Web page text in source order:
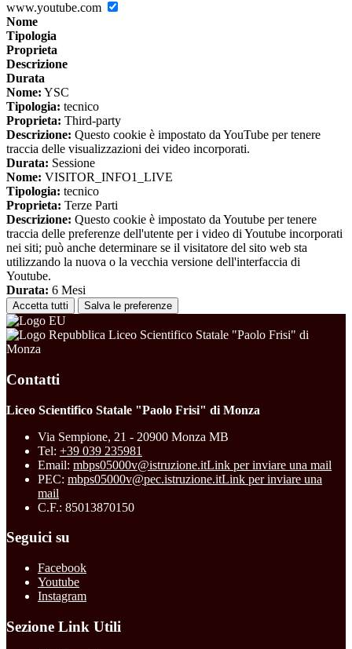
www.youtube.com
Nome
Tipologia
Proprieta
Descrizione
Durata
Nome: YSC
Tipologia: tecnico
Proprieta: Third-party
Descrizione: Questo cookie è impostato da YouTube per tenere
traccia delle visualizzazioni dei video incorporati.
Durata: Sessione
Nome: VISITOR_INFO1_LIVE
Tipologia: tecnico
Proprieta: Terze Parti
Descrizione: Questo cookie è impostato da Youtube per tenere
traccia delle preferenze dell'utente per i video di Youtube incorporati
nei siti; può anche determinare se il visitatore del sito web sta
utilizzando la nuova o la vecchia versione dell'interfaccia di
Youtube.
Durata: 6 Mesi
Accetta tutti Salva le preferenze
Liceo Scientifico Statale "Paolo Frisi" di
Monza
Contatti
Liceo Scientifico Statale "Paolo Frisi" di Monza
Via Sempione, 21 - 20900 Monza MB
Tel: +39 039 235981
Email: mbps05000v@istruzione.itLink per inviare una mail
PEC: mbps05000v@pec.istruzione.itLink per inviare una
mail
C.F.: 85013870150
Seguici su
Facebook
Youtube
Instagram
Sezione Link Utili